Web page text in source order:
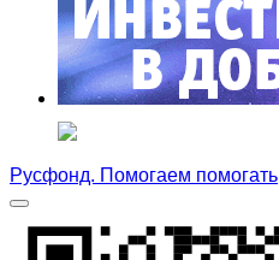
Русфонд. Помогаем помогать